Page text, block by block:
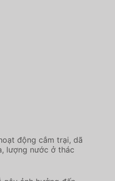
động cắm trại, dã
lượng nước ở thác